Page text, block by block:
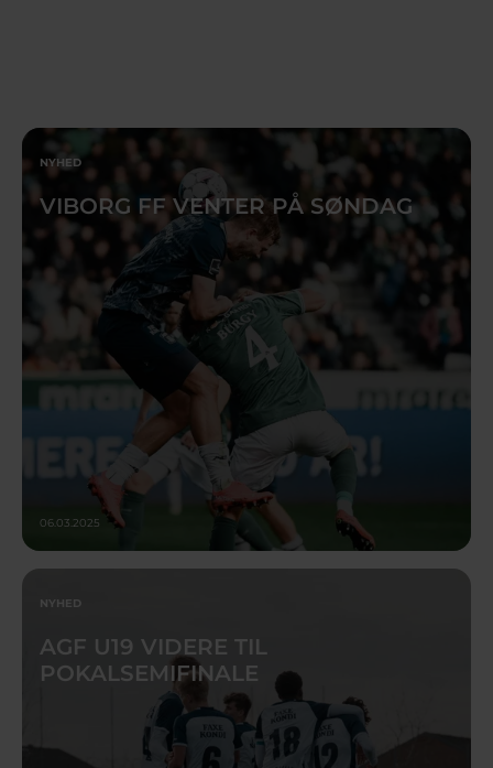
NYHED
VIBORG FF VENTER PÅ SØNDAG
06.03.2025
NYHED
AGF U19 VIDERE TIL
POKALSEMIFINALE